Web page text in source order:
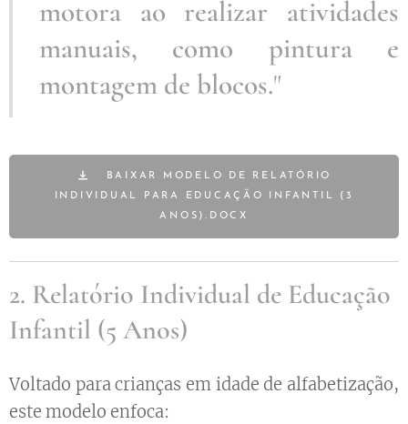
motora ao realizar atividades
manuais, como pintura e
montagem de blocos."
BAIXAR MODELO DE RELATÓRIO
INDIVIDUAL PARA EDUCAÇÃO INFANTIL (3
ANOS).DOCX
2. Relatório Individual de Educação
Infantil (5 Anos)
Voltado para crianças em idade de alfabetização,
este modelo enfoca: